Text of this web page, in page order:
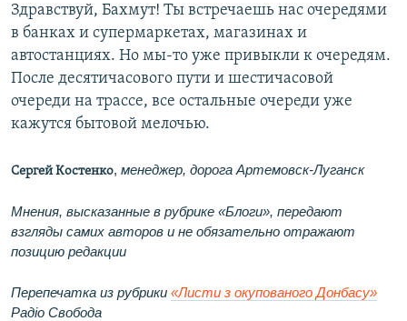
Здравствуй, Бахмут! Ты встречаешь нас очередями
в банках и супермаркетах, магазинах и
автостанциях. Но мы-то уже привыкли к очередям.
После десятичасового пути и шестичасовой
очереди на трассе, все остальные очереди уже
кажутся бытовой мелочью.
Сергей Костенко, менеджер, дорога Артемовск-Луганск
Мнения, высказанные в рубрике «Блоги», передают
взгляды самих авторов и не обязательно отражают
позицию редакции
Перепечатка из рубрики «Листи з окупованого Донбасу»
Радіо Свобода